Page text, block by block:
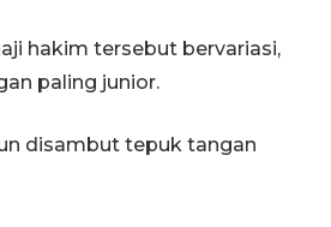
hakim tersebut bervariasi,
paling junior.
disambut tepuk tangan